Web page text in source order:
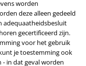
worden
deze alleen gedeeld
adequaatheidsbesluit
gecertificeerd zijn.
voor het gebruik
je toestemming ook
- in dat geval worden